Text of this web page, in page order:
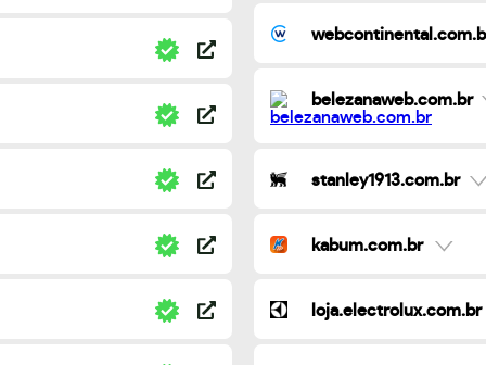
belezanaweb.com.br
stanley1913.com.br
kabum.com.br
loja.electrolux.com.br